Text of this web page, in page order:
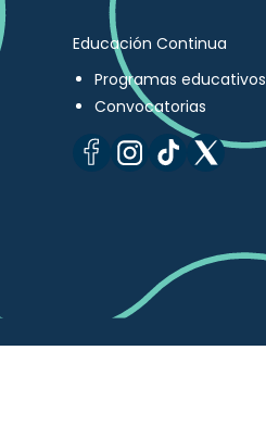
Educación Continua
Programas educativos
Convocatorias